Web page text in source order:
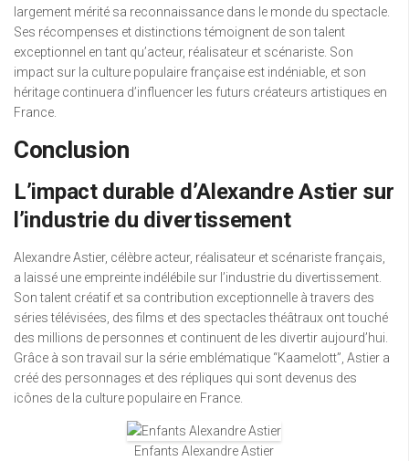
largement mérité sa reconnaissance dans le monde du spectacle.
Ses récompenses et distinctions témoignent de son talent
exceptionnel en tant qu’acteur, réalisateur et scénariste. Son
impact sur la culture populaire française est indéniable, et son
héritage continuera d’influencer les futurs créateurs artistiques en
France.
Conclusion
L’impact durable d’Alexandre Astier sur
l’industrie du divertissement
Alexandre Astier, célèbre acteur, réalisateur et scénariste français,
a laissé une empreinte indélébile sur l’industrie du divertissement.
Son talent créatif et sa contribution exceptionnelle à travers des
séries télévisées, des films et des spectacles théâtraux ont touché
des millions de personnes et continuent de les divertir aujourd’hui.
Grâce à son travail sur la série emblématique “Kaamelott”, Astier a
créé des personnages et des répliques qui sont devenus des
icônes de la culture populaire en France.
Enfants Alexandre Astier